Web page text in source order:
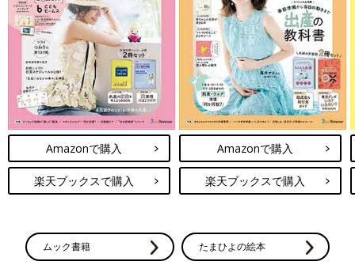
Amazonで購入
楽天ブックスで購入
Amazonで購入
楽天ブックスで購入
ムック書籍 たまひよの絵本